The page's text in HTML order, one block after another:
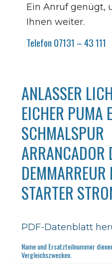
Ein Anruf genügt,
Ihnen weiter.
Telefon 07131 – 43 111
ANLASSER
EICHER PUMA
SCHMALSPUR
ARRANCADOR
DEMMARREUR
STARTER
PDF-Datenblatt
Name und Ersatzteilnummer
Vergleichszwecken.